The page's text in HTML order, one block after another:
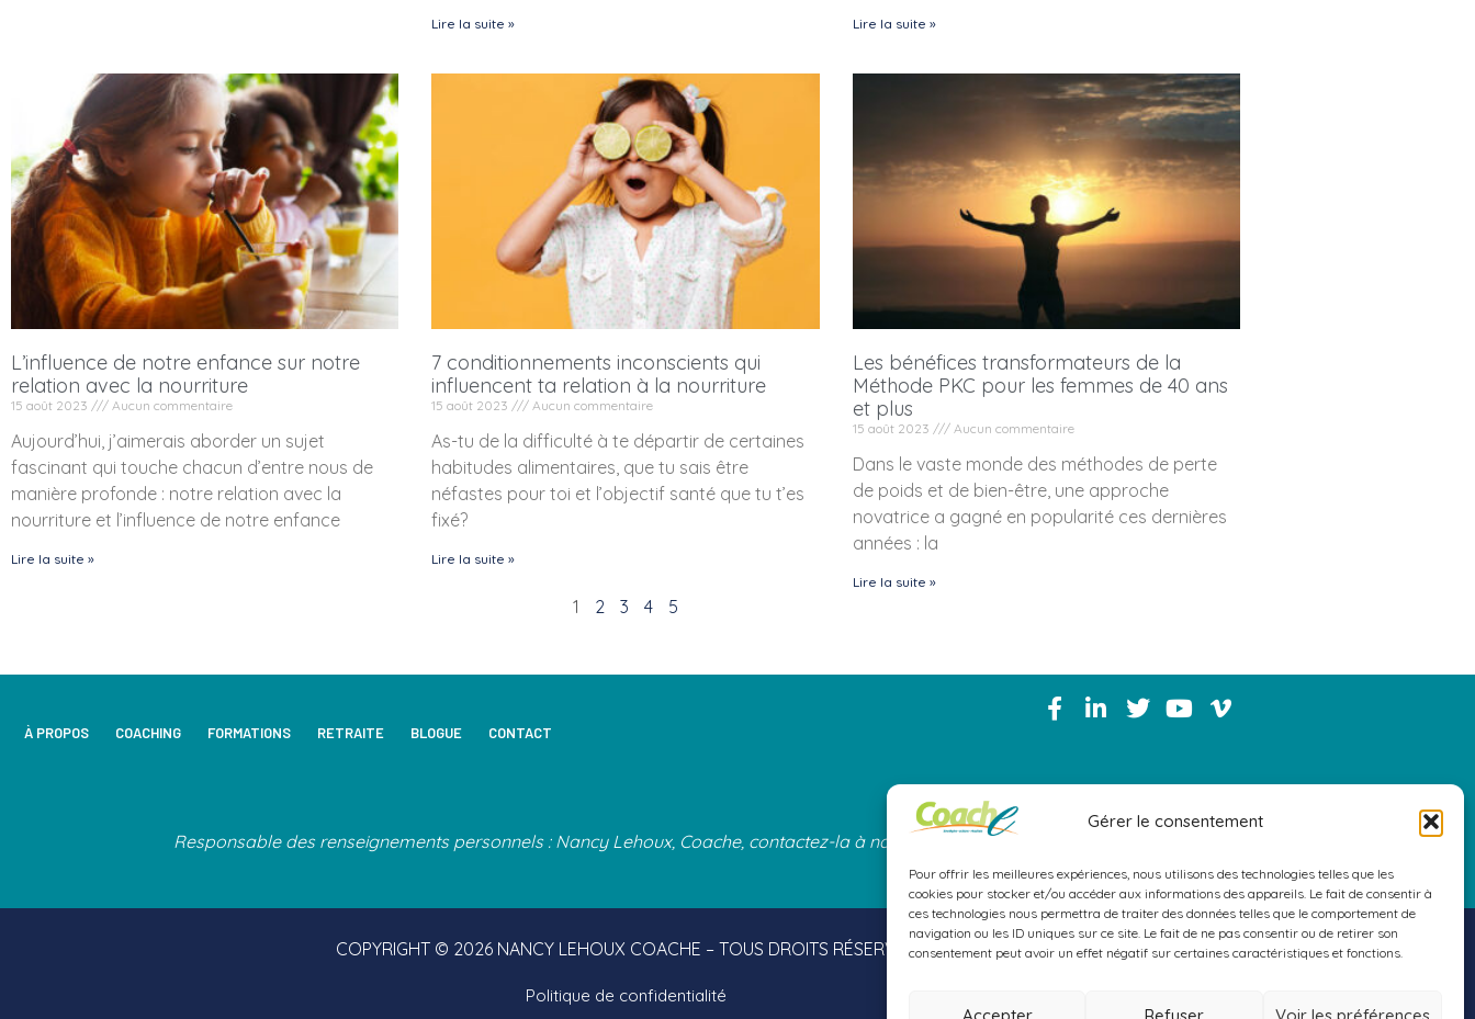
Gérer le consentement
Pour offrir les meilleures expériences, nous utilisons des technologies telles que les
cookies pour stocker et/ou accéder aux informations des appareils. Le fait de consentir à
ces technologies nous permettra de traiter des données telles que le comportement de
navigation ou les ID uniques sur ce site. Le fait de ne pas consentir ou de retirer son
consentement peut avoir un effet négatif sur certaines caractéristiques et fonctions.
Accepter Refuser Voir les préférences
Lire la suite » Lire la suite »
L’influence de notre enfance sur notre
relation avec la nourriture
15 août 2023 Aucun commentaire
Aujourd’hui, j’aimerais aborder un sujet
fascinant qui touche chacun d’entre nous de
manière profonde : notre relation avec la
nourriture et l’influence de notre enfance
Lire la suite »
7 conditionnements inconscients qui
influencent ta relation à la nourriture
15 août 2023 Aucun commentaire
As-tu de la difficulté à te départir de certaines
habitudes alimentaires, que tu sais être
néfastes pour toi et l’objectif santé que tu t’es
fixé?
Lire la suite »
Les bénéfices transformateurs de la
Méthode PKC pour les femmes de 40 ans
et plus
15 août 2023 Aucun commentaire
Dans le vaste monde des méthodes de perte
de poids et de bien-être, une approche
novatrice a gagné en popularité ces dernières
années : la
Lire la suite »
1 2 3 4 5
À PROPOS COACHING FORMATIONS RETRAITE BLOGUE CONTACT
Responsable des renseignements personnels : Nancy Lehoux, Coache, contactez-la à nancy@nancylehoux.com
COPYRIGHT © 2026 NANCY LEHOUX COACHE – TOUS DROITS RÉSERVÉS
Politique de confidentialité